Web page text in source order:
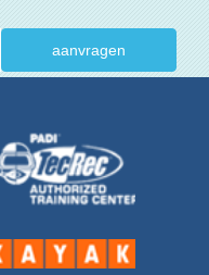
aanvragen